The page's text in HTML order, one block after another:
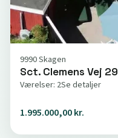
9990 Skagen
Sct. Clemens Vej 29
Værelser: 2Se detaljer
1.995.000,00 kr.